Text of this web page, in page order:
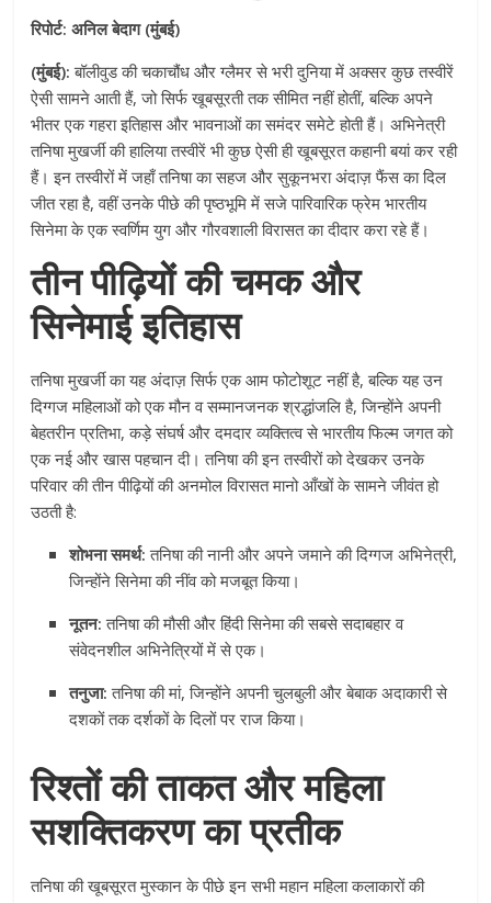
रिपोर्ट: अनिल बेदाग (मुंबई)
(मुंबई): बॉलीवुड की चकाचौंध और ग्लैमर से भरी दुनिया में अक्सर कुछ तस्वीरें
ऐसी सामने आती हैं, जो सिर्फ खूबसूरती तक सीमित नहीं होतीं, बल्कि अपने
भीतर एक गहरा इतिहास और भावनाओं का समंदर समेटे होती हैं। अभिनेत्री
तनिषा मुखर्जी की हालिया तस्वीरें भी कुछ ऐसी ही खूबसूरत कहानी बयां कर रही
हैं। इन तस्वीरों में जहाँ तनिषा का सहज और सुकूनभरा अंदाज़ फैंस का दिल
जीत रहा है, वहीं उनके पीछे की पृष्ठभूमि में सजे पारिवारिक फ्रेम भारतीय
सिनेमा के एक स्वर्णिम युग और गौरवशाली विरासत का दीदार करा रहे हैं।
तीन पीढ़ियों की चमक और
सिनेमाई इतिहास
तनिषा मुखर्जी का यह अंदाज़ सिर्फ एक आम फोटोशूट नहीं है, बल्कि यह उन
दिग्गज महिलाओं को एक मौन व सम्मानजनक श्रद्धांजलि है, जिन्होंने अपनी
बेहतरीन प्रतिभा, कड़े संघर्ष और दमदार व्यक्तित्व से भारतीय फिल्म जगत को
एक नई और खास पहचान दी। तनिषा की इन तस्वीरों को देखकर उनके
परिवार की तीन पीढ़ियों की अनमोल विरासत मानो आँखों के सामने जीवंत हो
उठती है:
शोभना समर्थ: तनिषा की नानी और अपने जमाने की दिग्गज अभिनेत्री,
जिन्होंने सिनेमा की नींव को मजबूत किया।
नूतन: तनिषा की मौसी और हिंदी सिनेमा की सबसे सदाबहार व
संवेदनशील अभिनेत्रियों में से एक।
तनुजा: तनिषा की मां, जिन्होंने अपनी चुलबुली और बेबाक अदाकारी से
दशकों तक दर्शकों के दिलों पर राज किया।
रिश्तों की ताकत और महिला
सशक्तिकरण का प्रतीक
तनिषा की खूबसूरत मुस्कान के पीछे इन सभी महान महिला कलाकारों की